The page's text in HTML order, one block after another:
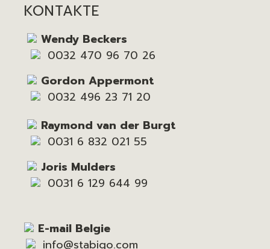
KONTAKTE
Wendy Beckers
0032 470 96 70 26
Gordon Appermont
0032 496 23 71 20
Raymond van der Burgt
0031 6 832 021 55
Joris Mulders
0031 6 129 644 99
E-mail Belgie
info@stabigo.com